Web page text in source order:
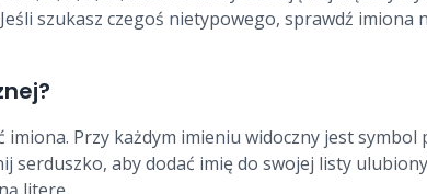
szukasz czegoś nietypowego, sprawdź
Przy każdym imieniu widoczny jest symbol
serduszko, aby dodać imię do swojej listy